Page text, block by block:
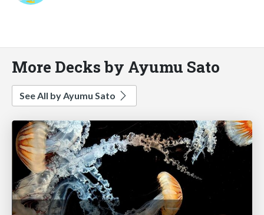
More Decks by Ayumu Sato
See All by Ayumu Sato